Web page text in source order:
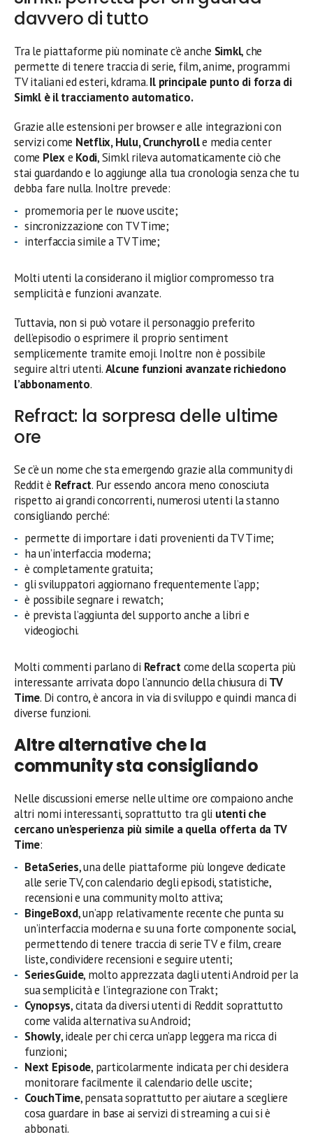
davvero di tutto
Tra le piattaforme più nominate c’è anche Simkl, che
permette di tenere traccia di serie, film, anime, programmi
TV italiani ed esteri, kdrama.Il principale punto di forza di
Simkl è il tracciamento automatico.
Grazie alle estensioni per browser e alle integrazioni con
servizi come Netflix, Hulu, Crunchyrolle media center
come Plexe Kodi, Simkl rileva automaticamente ciò che
stai guardando e lo aggiunge alla tua cronologia senza che tu
debba fare nulla. Inoltre prevede:
promemoria per le nuove uscite;
sincronizzazione con TV Time;
interfaccia simile a TV Time;
Molti utenti la considerano il miglior compromesso tra
semplicità e funzioni avanzate.
Tuttavia, non si può votare il personaggio preferito
dell’episodio o esprimere il proprio sentiment
semplicemente tramite emoji. Inoltre non è possibile
seguire altri utenti.Alcune funzioni avanzate richiedono
l’abbonamento.
Refract: la sorpresa delle ultime
ore
Se c’è un nome che sta emergendo grazie alla community di
Reddit è Refract. Pur essendo ancora meno conosciuta
rispetto ai grandi concorrenti, numerosi utenti la stanno
consigliando perché:
permette di importare i dati provenienti da TV Time;
ha un’interfaccia moderna;
è completamente gratuita;
gli sviluppatori aggiornano frequentemente l’app;
è possibile segnare i rewatch;
è prevista l’aggiunta del supporto anche a libri e
videogiochi.
Molti commenti parlano di Refractcome della scoperta più
interessante arrivata dopo l’annuncio della chiusura di TV
Time. Di contro, è ancora in via di sviluppo e quindi manca di
diverse funzioni.
Altre alternative che la
community sta consigliando
Nelle discussioni emerse nelle ultime ore compaiono anche
altri nomi interessanti, soprattutto tra gli utenti che
cercano un’esperienza più simile a quella offerta da TV
Time:
BetaSeries, una delle piattaforme più longeve dedicate
alle serie TV, con calendario degli episodi, statistiche,
recensioni e una community molto attiva;
BingeBoxd, un’app relativamente recente che punta su
un’interfaccia moderna e su una forte componente social,
permettendo di tenere traccia di serie TV e film, creare
liste, condividere recensioni e seguire utenti;
SeriesGuide, molto apprezzata dagli utenti Android per la
sua semplicità e l’integrazione con Trakt;
Cynopsys, citata da diversi utenti di Reddit soprattutto
come valida alternativa su Android;
Showly, ideale per chi cerca un’app leggera ma ricca di
funzioni;
Next Episode, particolarmente indicata per chi desidera
monitorare facilmente il calendario delle uscite;
CouchTime, pensata soprattutto per aiutare a scegliere
cosa guardare in base ai servizi di streaming a cui si è
abbonati.